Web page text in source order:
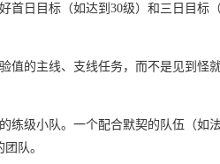
首日目标（如达到30级）和三日目标
值的主线、支线任务，而不是见到怪
练级小队。一个配合默契的队伍（如
队。